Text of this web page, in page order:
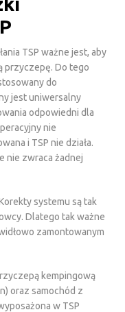
TSP ważne jest, aby
przyczepę. Do tego
do
jest uniwersalny
odpowiedni dla
nie
i TSP nie działa.
nie zwraca żadnej
systemu są tak
Dlatego tak ważne
zamontowanym
kempingową
oraz samochód z
w TSP